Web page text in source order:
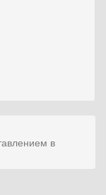
в